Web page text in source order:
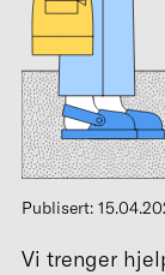
Publisert:
Vi trenger